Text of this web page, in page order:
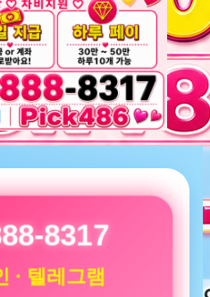
8317
· 텔레그램